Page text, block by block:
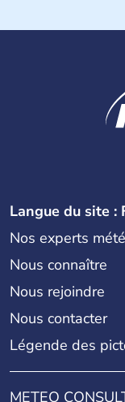
Le Canada a été
territoire de la
sous le contrôle
pays a été
étalé de 1867 à
aujourd'hui
du XXème
Langue du site :
Nos experts
Nous connaître
Nous rejoindre
Nous contacter
Légende des
METEO